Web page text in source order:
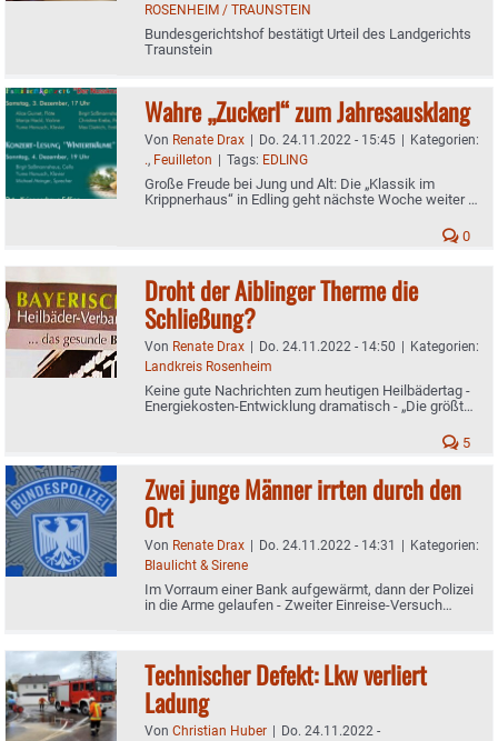
ROSENHEIM / TRAUNSTEIN
Bundesgerichtshof bestätigt Urteil des Landgerichts
Traunstein
Wahre „Zuckerl“ zum Jahresausklang
Von Renate Drax | Do. 24.11.2022 - 15:45 | Kategorien:
., Feuilleton | Tags: EDLING
Große Freude bei Jung und Alt: Die „Klassik im
Krippnerhaus“ in Edling geht nächste Woche weiter -
0
Droht der Aiblinger Therme die
Schließung?
Von Renate Drax | Do. 24.11.2022 - 14:50 | Kategorien:
Landkreis Rosenheim
Keine gute Nachrichten zum heutigen Heilbädertag -
Energiekosten-Entwicklung dramatisch - „Die größte,
5
Zwei junge Männer irrten durch den
Ort
Von Renate Drax | Do. 24.11.2022 - 14:31 | Kategorien:
Blaulicht & Sirene
Im Vorraum einer Bank aufgewärmt, dann der Polizei
in die Arme gelaufen - Zweiter Einreise-Versuch
Technischer Defekt: Lkw verliert
Ladung
Von Christian Huber | Do. 24.11.2022 -